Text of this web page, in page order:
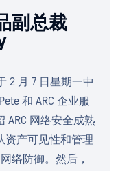
副总裁
2 月 7 日星期一中
和 ARC 企业服
ARC 网络安全成熟
资产可见性和管理
络防御。然后，